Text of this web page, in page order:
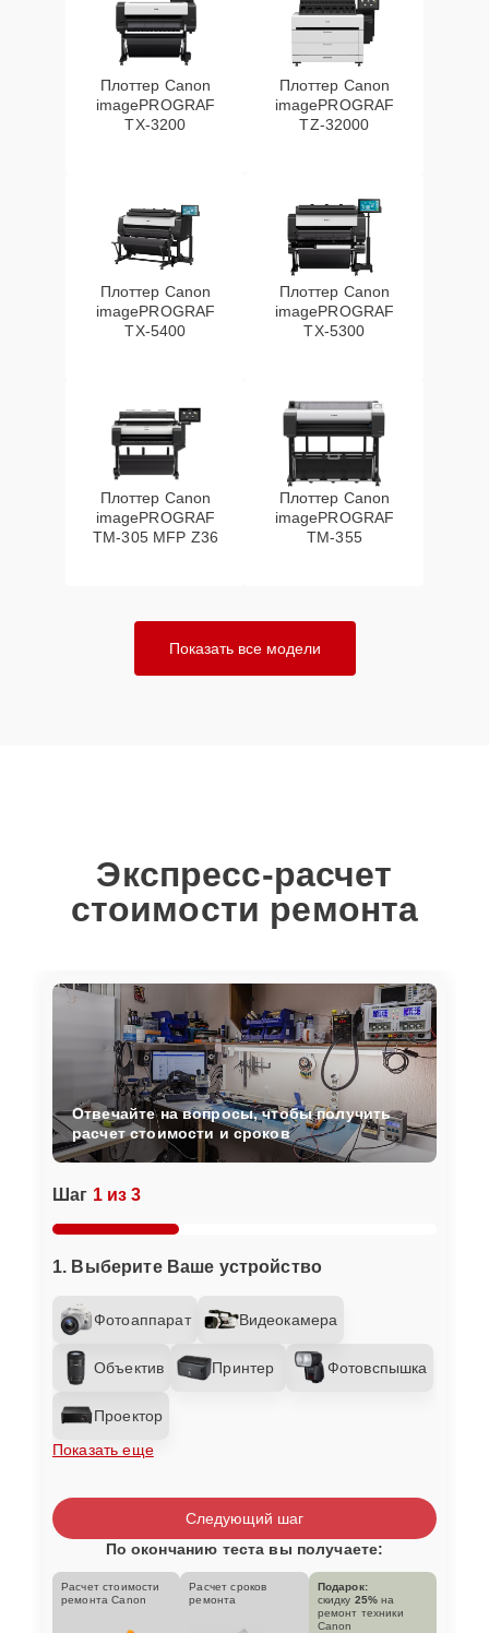
Плоттер Canon
imagePROGRAF
TX-3200
Плоттер Canon
imagePROGRAF
TZ-32000
Плоттер Canon
imagePROGRAF
TX-5400
Плоттер Canon
imagePROGRAF
TX-5300
Плоттер Canon
imagePROGRAF
TM-305 MFP Z36
Плоттер Canon
imagePROGRAF
TM-355
Показать все модели
Экспресс-расчет
стоимости ремонта
Шаг 1 из 3
1. Выберите Ваше устройство
Фотоаппарат Видеокамера
Объектив Принтер Фотовспышка
Проектор
Показать еще
Отвечайте на вопросы, чтобы получить
расчет стоимости и сроков
Следующий шаг
По окончанию теста вы получаете:
Расчет стоимости
ремонта Canon
Расчет сроков
ремонта
Подарок:
скидку 25% на
ремонт техники
Canon